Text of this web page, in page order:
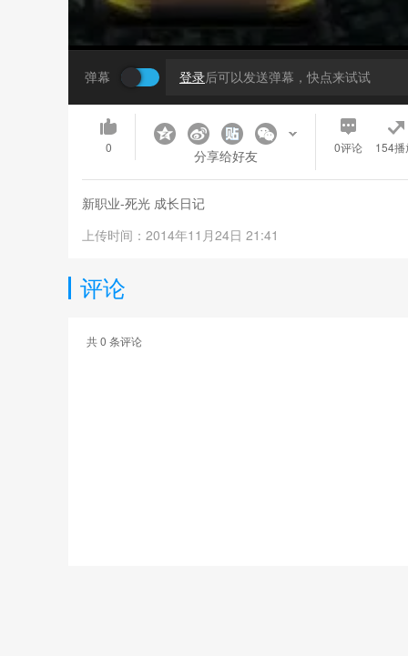
弹幕 登录后可以发送弹幕，快点来试试
0 分享给好友 0评论 154播
新职业-死光 成长日记
上传时间：2014年11月24日 21:41
评论
共0 条评论